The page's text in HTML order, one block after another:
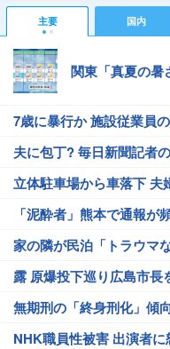
主要 国内
関東「真夏の暑
7歳に暴行か 施設従業員
夫に包丁? 毎日新聞記者
立体駐車場から車落下 夫
「泥酔者」熊本で通報が
家の隣が民泊「トラウマ
露 原爆投下巡り広島市長
無期刑の「終身刑化」傾
NHK職員性被害 出演者に